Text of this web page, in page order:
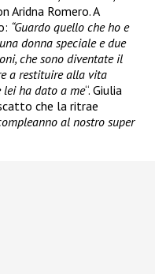
Aridna Romero. A
“Guardo quello che ho e
donna speciale e due
che sono diventate il
a restituire alla vita
ha dato a me“. Giulia
che la ritrae
al nostro super